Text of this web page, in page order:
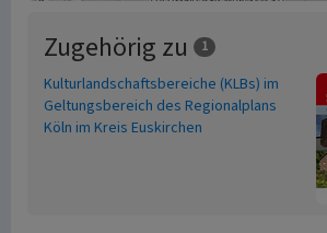
Zugehörig zu 1
Kulturlandschaftsbereiche (KLBs) im
Geltungsbereich des Regionalplans
Köln im Kreis Euskirchen